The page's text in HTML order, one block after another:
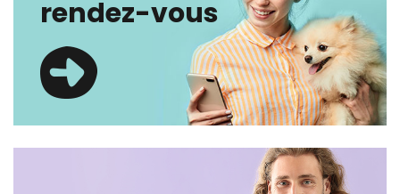
rendez-vous